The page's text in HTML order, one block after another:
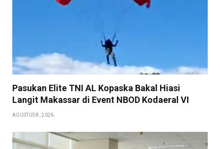
Pasukan Elite TNI AL Kopaska Bakal Hiasi
Langit Makassar di Event NBOD Kodaeral VI
AGUSTUS 8, 2026